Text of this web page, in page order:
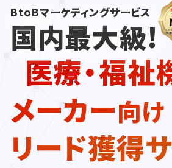
BtoBマーケティングサービス
国内最大級!
医療・福祉
メーカー向け
リード獲得